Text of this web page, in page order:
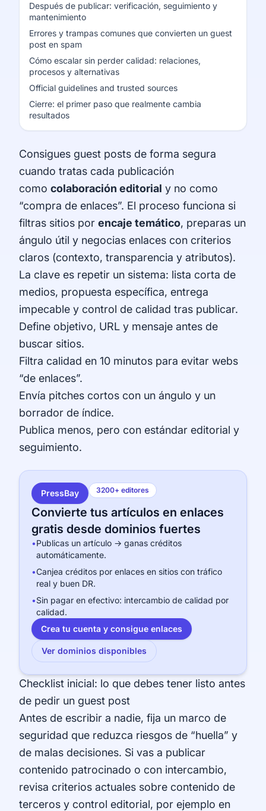
Después de publicar: verificación, seguimiento y
mantenimiento
Errores y trampas comunes que convierten un guest
post en spam
Cómo escalar sin perder calidad: relaciones,
procesos y alternativas
Official guidelines and trusted sources
Cierre: el primer paso que realmente cambia
resultados
Consigues guest posts de forma segura
cuando tratas cada publicación
como colaboración editorial y no como
“compra de enlaces”. El proceso funciona si
filtras sitios por encaje temático, preparas un
ángulo útil y negocias enlaces con criterios
claros (contexto, transparencia y atributos).
La clave es repetir un sistema: lista corta de
medios, propuesta específica, entrega
impecable y control de calidad tras publicar.
Define objetivo, URL y mensaje antes de
buscar sitios.
Filtra calidad en 10 minutos para evitar webs
“de enlaces”.
Envía pitches cortos con un ángulo y un
borrador de índice.
Publica menos, pero con estándar editorial y
seguimiento.
PressBay 3200+ editores
Convierte tus artículos en enlaces
gratis desde dominios fuertes
•Publicas un artículo → ganas créditos
automáticamente.
•Canjea créditos por enlaces en sitios con tráfico
real y buen DR.
•Sin pagar en efectivo: intercambio de calidad por
calidad.
Crea tu cuenta y consigue enlaces
Ver dominios disponibles
Checklist inicial: lo que debes tener listo antes
de pedir un guest post
Antes de escribir a nadie, fija un marco de
seguridad que reduzca riesgos de “huella” y
de malas decisiones. Si vas a publicar
contenido patrocinado o con intercambio,
revisa criterios actuales sobre contenido de
terceros y control editorial, por ejemplo en